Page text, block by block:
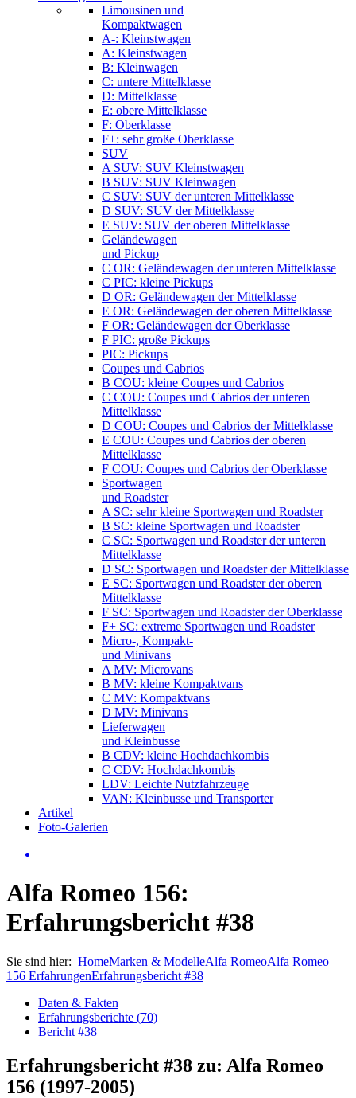
Limousinen und
Kompaktwagen
A-: Kleinstwagen
A: Kleinstwagen
B: Kleinwagen
C: untere Mittelklasse
D: Mittelklasse
E: obere Mittelklasse
F: Oberklasse
F+: sehr große Oberklasse
SUV
A SUV: SUV Kleinstwagen
B SUV: SUV Kleinwagen
C SUV: SUV der unteren Mittelklasse
D SUV: SUV der Mittelklasse
E SUV: SUV der oberen Mittelklasse
Geländewagen
und Pickup
C OR: Geländewagen der unteren Mittelklasse
C PIC: kleine Pickups
D OR: Geländewagen der Mittelklasse
E OR: Geländewagen der oberen Mittelklasse
F OR: Geländewagen der Oberklasse
F PIC: große Pickups
PIC: Pickups
Coupes und Cabrios
B COU: kleine Coupes und Cabrios
C COU: Coupes und Cabrios der unteren
Mittelklasse
D COU: Coupes und Cabrios der Mittelklasse
E COU: Coupes und Cabrios der oberen
Mittelklasse
F COU: Coupes und Cabrios der Oberklasse
Sportwagen
und Roadster
A SC: sehr kleine Sportwagen und Roadster
B SC: kleine Sportwagen und Roadster
C SC: Sportwagen und Roadster der unteren
Mittelklasse
D SC: Sportwagen und Roadster der Mittelklasse
E SC: Sportwagen und Roadster der oberen
Mittelklasse
F SC: Sportwagen und Roadster der Oberklasse
F+ SC: extreme Sportwagen und Roadster
Micro-, Kompakt-
und Minivans
A MV: Microvans
B MV: kleine Kompaktvans
C MV: Kompaktvans
D MV: Minivans
Lieferwagen
und Kleinbusse
B CDV: kleine Hochdachkombis
C CDV: Hochdachkombis
LDV: Leichte Nutzfahrzeuge
VAN: Kleinbusse und Transporter
Artikel
Foto-Galerien
Alfa Romeo 156:
Erfahrungsbericht #38
Sie sind hier: HomeMarken & ModelleAlfa RomeoAlfa Romeo
156 ErfahrungenErfahrungsbericht #38
Daten & Fakten
Erfahrungsberichte (70)
Bericht #38
Erfahrungsbericht #38 zu: Alfa Romeo
156 (1997-2005)